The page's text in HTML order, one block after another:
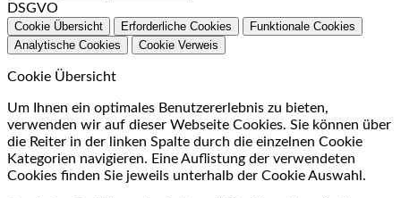
DSGVO
Cookie Übersicht Erforderliche Cookies
Funktionale Cookies
Analytische Cookies
Cookie Verweis
Cookie Übersicht
Um Ihnen ein optimales Benutzererlebnis zu bieten,
verwenden wir auf dieser Webseite Cookies. Sie können über
die Reiter in der linken Spalte durch die einzelnen Cookie
Kategorien navigieren. Eine Auflistung der verwendeten
Cookies finden Sie jeweils unterhalb der Cookie Auswahl.